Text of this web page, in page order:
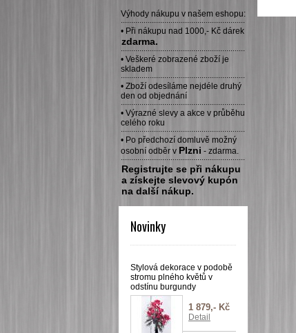
Výhody nákupu v našem eshopu:
····························································
• Při nákupu nad 1000,- Kč dárek
zdarma.
····························································
• Veškeré zobrazené zboží je
skladem
····························································
• Zboží odesíláme nejdéle druhý
den od objednání
····························································
• Výrazné slevy a akce v průběhu
celého roku
····························································
• Po předchozí domluvě možný
osobní odběr v Plzni - zdarma.
····························································
Registrujte se při nákupu
a získejte slevový kupón
na další nákup.
Novinky
Stylová dekorace v podobě
stromu plného květů v
odstínu burgundy
1 879,- Kč
Detail